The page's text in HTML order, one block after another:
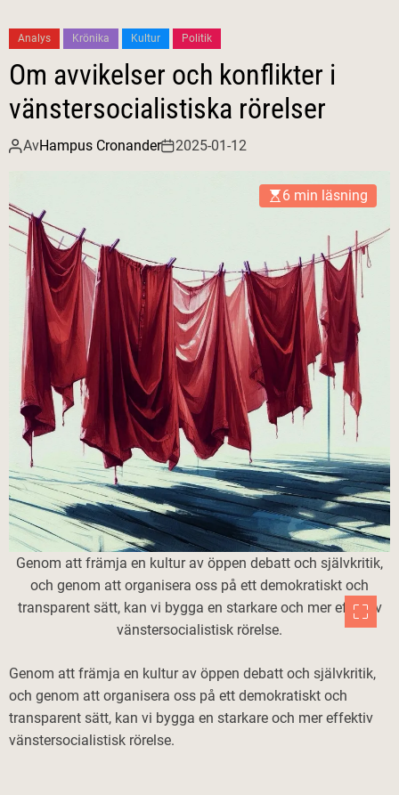
Analys Krönika Kultur Politik
Om avvikelser och konflikter i
vänstersocialistiska rörelser
AvHampus Cronander 2025-01-12
Genom att främja en kultur av öppen debatt och självkritik,
och genom att organisera oss på ett demokratiskt och
transparent sätt, kan vi bygga en starkare och mer effektiv
vänstersocialistisk rörelse.
6 min läsning
Genom att främja en kultur av öppen debatt och självkritik,
och genom att organisera oss på ett demokratiskt och
transparent sätt, kan vi bygga en starkare och mer effektiv
vänstersocialistisk rörelse.